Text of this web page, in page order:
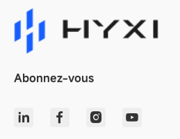
Abonnez-vous